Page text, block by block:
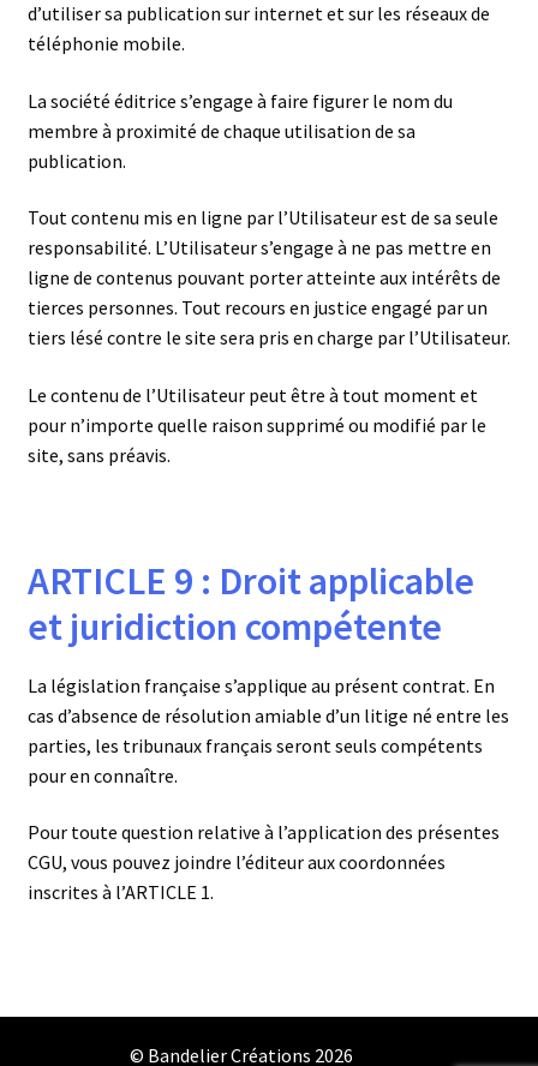
d’utiliser sa publication sur internet et sur les réseaux de
téléphonie mobile.
La société éditrice s’engage à faire figurer le nom du
membre à proximité de chaque utilisation de sa
publication.
Tout contenu mis en ligne par l’Utilisateur est de sa seule
responsabilité. L’Utilisateur s’engage à ne pas mettre en
ligne de contenus pouvant porter atteinte aux intérêts de
tierces personnes. Tout recours en justice engagé par un
tiers lésé contre le site sera pris en charge par l’Utilisateur.
Le contenu de l’Utilisateur peut être à tout moment et
pour n’importe quelle raison supprimé ou modifié par le
site, sans préavis.
ARTICLE 9 : Droit applicable
et juridiction compétente
La législation française s’applique au présent contrat. En
cas d’absence de résolution amiable d’un litige né entre les
parties, les tribunaux français seront seuls compétents
pour en connaître.
Pour toute question relative à l’application des présentes
CGU, vous pouvez joindre l’éditeur aux coordonnées
inscrites à l’ARTICLE 1.
© Bandelier Créations 2026